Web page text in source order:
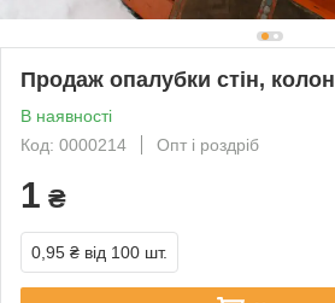
Продаж опалубки стін, колон
В наявності
Код: 0000214
Опт і роздріб
1 ₴
0,95 ₴ від 100 шт.